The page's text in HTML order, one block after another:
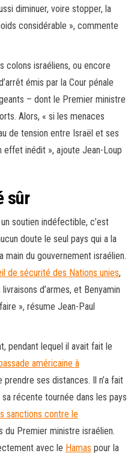
diminuer, voire stopper, la
considérable », commente
colons israéliens, ou encore
émis par la Cour pénale
– dont le Premier ministre
Alors, « si les menaces
de tension entre Israël et ses
inédit », ajoute Jean-Loup
sûr
un soutien indéfectible, c’est
doute le seul pays qui a la
du gouvernement israélien.
de sécurité des Nations unies,
d’armes, et Benyamin
», résume Jean-Paul
pendant lequel il avait fait le
américaine à
prendre ses distances. Il n’a fait
récente tournée dans les pays
sanctions contre le
du Premier ministre israélien.
avec le Hamas pour la